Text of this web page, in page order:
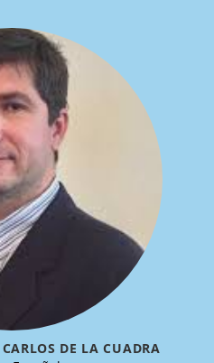
DE LA CUADRA